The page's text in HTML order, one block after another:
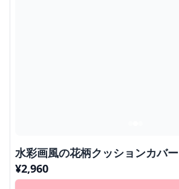
水彩画風の花柄クッションカバー
¥2,960